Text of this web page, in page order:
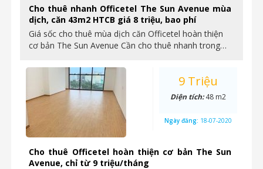
Cho thuê nhanh Officetel The Sun Avenue mùa
dịch, căn 43m2 HTCB giá 8 triệu, bao phí
Giá sốc cho thuê mùa dịch căn Officetel hoàn thiện
cơ bản The Sun Avenue Cần cho thuê nhanh trong…
Cho thuê Officetel hoàn thiện cơ bản The Sun
Avenue, chỉ từ 9 triệu/tháng
9 Triệu
Diện tích:48 m2
Ngày đăng: 18-07-2020